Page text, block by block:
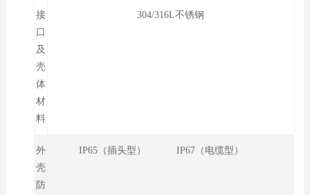
接
口
及
壳
体
材
料
304/316L不锈钢
外
壳
防
IP65（插头型） IP67（电缆型）